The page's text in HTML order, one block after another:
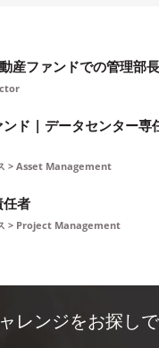
産ファンドでの管理部長
ンド | データセンター専
> Asset Management
任者
> Project Management
レンジをお探し